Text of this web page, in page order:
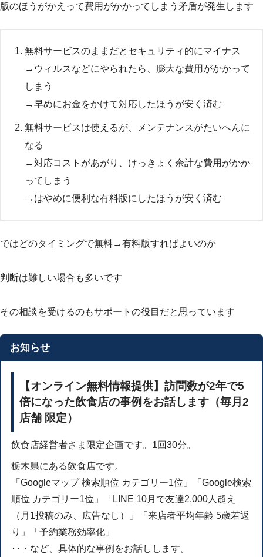
版のほうがかえって費用がかかってしまう矛盾が発生します
無料サービスのままだとセキュリティ的にマイナス
→ウィルスなどにやられたら、膨大な費用がかかって
しまう
→早めにお金をかけて対応したほうが安く済む
無料サービスは使えるが、メンテナンスがたいへんに
なる
→対応コストがあがり、けっきょく余計な費用がかか
ってしまう
→はやめに便利な有料版にしたほうが安く済む
ではどのタイミングで無料→有料版すればよいのか
判断は難しい場合も多いです
その相談を受けるのもサポートの役目だと思っています
お知らせ
【オンライン無料情報提供】訪問数が2年で5
倍になった飲食店の事例をお話します（毎月2
店舗 限定）
飲食店経営者さま限定企画です。1回30分。
栃木県にある飲食店です。
「Googleマップ 検索順位 カテゴリー1位」「Google検索
順位 カテゴリー1位」「LINE 10月で友達2,000人超え
（月1投稿のみ、広告なし）」「来店者平均年齢 5歳若返
り」「予約業務効率化」
･･・など、具体的な事例をお話しします。